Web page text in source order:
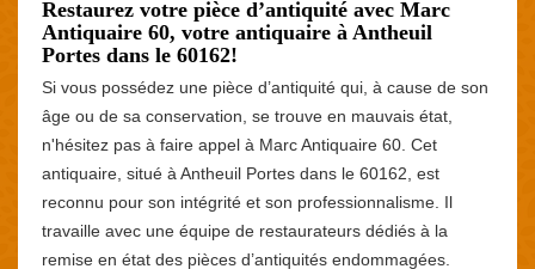
Restaurez votre pièce d’antiquité avec Marc
Antiquaire 60, votre antiquaire à Antheuil
Portes dans le 60162!
Si vous possédez une pièce d’antiquité qui, à cause de son
âge ou de sa conservation, se trouve en mauvais état,
n'hésitez pas à faire appel à Marc Antiquaire 60. Cet
antiquaire, situé à Antheuil Portes dans le 60162, est
reconnu pour son intégrité et son professionnalisme. Il
travaille avec une équipe de restaurateurs dédiés à la
remise en état des pièces d’antiquités endommagées.